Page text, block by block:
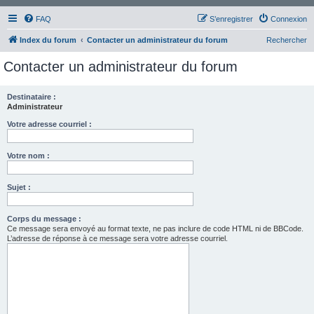
FAQ Connexion
S’enregistrer
Index du forum Contacter un administrateur du forum Rechercher
Contacter un administrateur du forum
Destinataire :
Administrateur
Votre adresse courriel :
Votre nom :
Sujet :
Corps du message :
Ce message sera envoyé au format texte, ne pas inclure de code HTML ni de BBCode.
L’adresse de réponse à ce message sera votre adresse courriel.